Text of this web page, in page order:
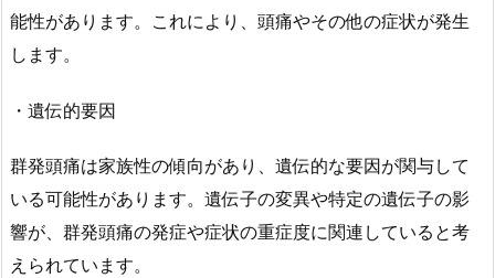
能性があります。これにより、頭痛やその他の症状が発生
します。
・遺伝的要因
群発頭痛は家族性の傾向があり、遺伝的な要因が関与して
いる可能性があります。遺伝子の変異や特定の遺伝子の影
響が、群発頭痛の発症や症状の重症度に関連していると考
えられています。